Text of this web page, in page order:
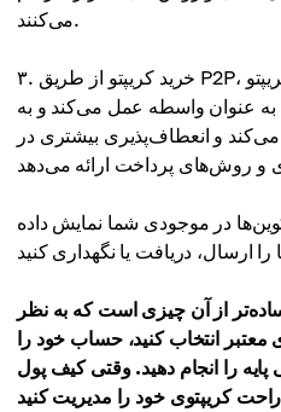
می‌کنند.
۳. خرید کریپتو از طریق P2P، شما مستقیماً از کاربران دیگر کریپتو
به عنوان واسطه عمل می‌کند و به
و انعطاف‌پذیری بیشتری در
در موجودی شما نمایش داده
از آن چیزی است که به نظر
انتخاب کنید، حساب خود را
پایه را انجام دهید. وقتی کیف پول